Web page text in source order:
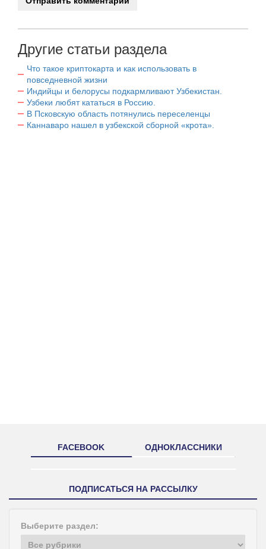
Другие статьи раздела
Что такое криптокарта и как использовать в
повседневной жизни
Индийцы и белорусы подкармливают Узбекистан.
Узбеки любят кататься в Россию.
В Псковскую область потянулись переселенцы
Каннаваро нашел в узбекской сборной «крота».
FACEBOOK ОДНОКЛАССНИКИ
ПОДПИСАТЬСЯ НА РАССЫЛКУ
Выберите раздел: